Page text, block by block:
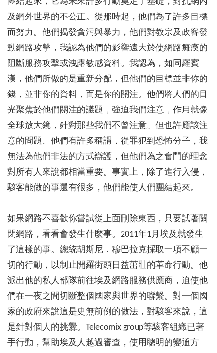
及網外世界的不公正。從那時起，他們為了許多目標
而努力。他們揭發貪污與暴力，他們對教宗及政客發
動網路攻擊，我認為他們的影響遠大於使網路癱瘓的
阻斷服務攻擊或洩露敏感資料。我認為，如同羅賓
漢，他們所做的是重新分配，但他們的目標並非你的
錢，並非你的資料，而是你的關注。他們將人們的目
光聚焦於他們關注的議題，強迫我們注意，作用就像
全球放大鏡，針對那些我們不曾注意、但也許應該注
意的問題。他們有許多稱謂，從罪犯到恐怖分子，我
無法為他們非法的方式辯護，但他們為之奮鬥的理念
對所有人來說都相當重要。事實上，除了進行入侵，
駭客能做的事還有很多，他們能使人們團結起來。
如果網路不喜歡你嘗試從上面刪除東西，只要試著關
閉網路，看看會發生什麼事。2011年1月埃及就發生
了這樣的事。總統胡斯尼．穆巴拉克採取一項不顧一
切的行動，以制止開羅街頭日益茁壯的革命行動。他
派出他的私人部隊前往埃及網路服務供應商，迫使他
們在一夜之間切斷整個國家與世界的聯繫。對一個國
家的政府來說這是史無前例的做法，對駭客來說，這
是針對個人的挑釁。Telecomix group等駭客組織已著
手行動，幫助埃及人越過審查，使用聰明的變通方